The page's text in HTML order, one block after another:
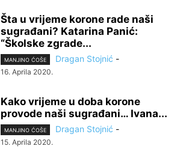
Šta u vrijeme korone rade naši
sugrađani? Katarina Panić:
“Školske zgrade...
MANJINO ĆOŠE Dragan Stojnić -
16. Aprila 2020.
Kako vrijeme u doba korone
provode naši sugrađani… Ivana...
MANJINO ĆOŠE Dragan Stojnić -
15. Aprila 2020.